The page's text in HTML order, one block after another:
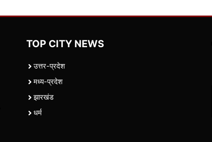
TOP CITY NEWS
उत्तर-प्रदेश
मध्य-प्रदेश
झारखंड
धर्म